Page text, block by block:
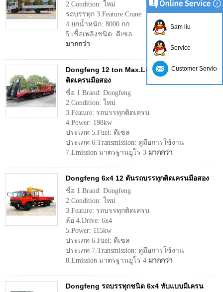
2.Condition: ใหม่
รถบรรทุก 3.Feature:Crane
4.ยกน้ำหนัก: 8000 กก.
5 เชื้อเพลิงชนิด: ดีเซล
มากกว่า
Dongfeng 12 ton Max.Lifting น้ำหนักรถบรรทุก
ติดเครนมือสอง
ชื่อ 1.Brand: Dongfeng
2.Condition: ใหม่
3.Feature: รถบรรทุกติดเครน
4.Power: 198kw
ประเภท 5.Fuel: ดีเซล
ประเภท 6.Transmission: คู่มือการใช้งาน
7.Emission มาตรฐานยูโร 3 มากกว่า
Dongfeng 6x4 12 ตันรถบรรทุกติดเครนมือสอง
ชื่อ 1.Brand: Dongfeng
2.Condition: ใหม่
3.Feature: รถบรรทุกติดเครน
ล้อ 4.Drive: 6x4
5.Power: 115kw
ประเภท 6.Fuel: ดีเซล
ประเภท 7.Transmission: คู่มือการใช้งาน
8.Emission มาตรฐานยูโร 4 มากกว่า
Dongfeng รถบรรทุกชนิด 6x4 พับแบบมีเครน
Sam liu
Service
Customer Service